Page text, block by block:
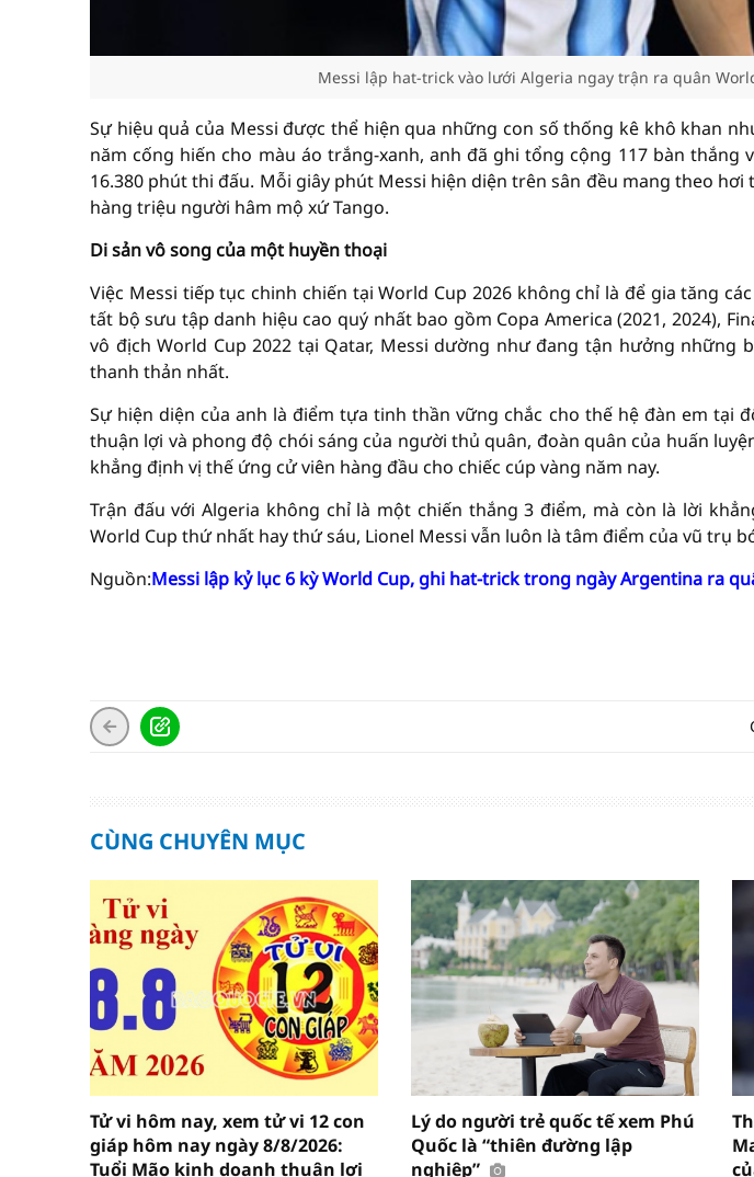
Messi lập hat-trick vào lưới Algeria ngay trận ra quân
Sự hiệu quả của Messi được thể hiện qua những con số thống kê khô khan
năm cống hiến cho màu áo trắng-xanh, anh đã ghi tổng cộng 117 bàn thắng
16.380 phút thi đấu. Mỗi giây phút Messi hiện diện trên sân đều mang theo hơi
hàng triệu người hâm mộ xứ Tango.
Di sản vô song của một huyền thoại
Việc Messi tiếp tục chinh chiến tại World Cup 2026 không chỉ là để gia tăng
tất bộ sưu tập danh hiệu cao quý nhất bao gồm Copa America (2021, 2024),
vô địch World Cup 2022 tại Qatar, Messi dường như đang tận hưởng những
thanh thản nhất.
Sự hiện diện của anh là điểm tựa tinh thần vững chắc cho thế hệ đàn em tại
thuận lợi và phong độ chói sáng của người thủ quân, đoàn quân của huấn
khẳng định vị thế ứng cử viên hàng đầu cho chiếc cúp vàng năm nay.
Trận đấu với Algeria không chỉ là một chiến thắng 3 điểm, mà còn là lời
World Cup thứ nhất hay thứ sáu, Lionel Messi vẫn luôn là tâm điểm của vũ trụ
Nguồn:Messi lập kỷ lục 6 kỳ World Cup, ghi hat-trick trong ngày Argentina ra
CÙNG CHUYÊN MỤC
Tử vi hôm nay, xem tử vi 12 con
giáp hôm nay ngày 8/8/2026:
Tuổi Mão kinh doanh thuận lợi
Lý do người trẻ quốc tế xem Phú
Quốc là “thiên đường lập
nghiệp”